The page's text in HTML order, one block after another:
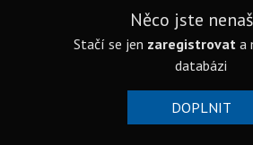
Něco jste
Stačí se jen zaregistrovat a
databázi
DOPLNIT